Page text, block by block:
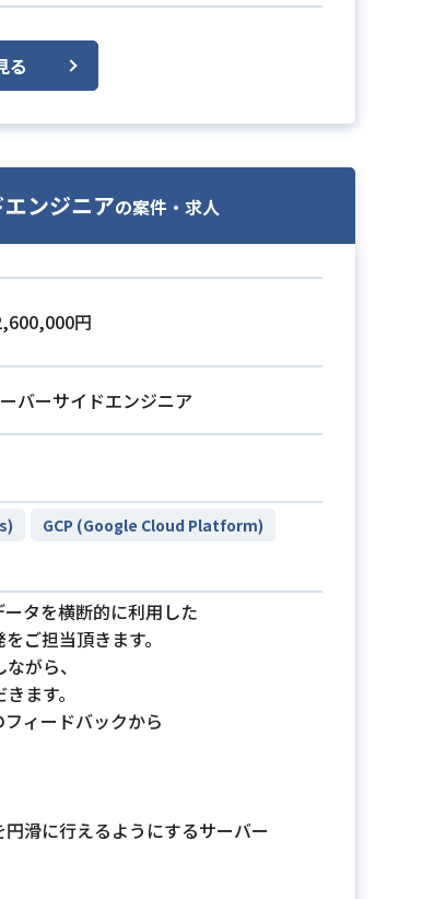
る
ンジニアの案件・求人
円
バーサイドエンジニア
GCP (Google Cloud Platform)
タを横断的に利用した
ご担当頂きます。
がら、
ます。
ィードバックから
滑に行えるようにするサーバー